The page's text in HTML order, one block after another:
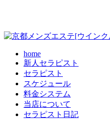
home
新人セラピスト
セラピスト
スケジュール
料金システム
当店について
セラピスト日記